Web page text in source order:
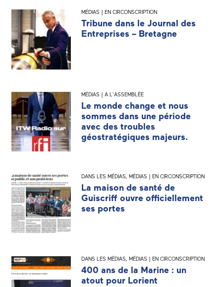
MÉDIAS | EN CIRCONSCRIPTION
Tribune dans le Journal des
Entreprises – Bretagne
MÉDIAS | A L'ASSEMBLÉE
Le monde change et nous
sommes dans une période
avec des troubles
géostratégiques majeurs.
DANS LES MÉDIAS, MÉDIAS | EN CIRCONSCRIPTION
La maison de santé de
Guiscriff ouvre officiellement
ses portes
DANS LES MÉDIAS, MÉDIAS | EN CIRCONSCRIPTION
400 ans de la Marine : un
atout pour Lorient